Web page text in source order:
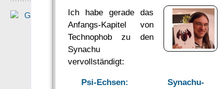
Ich habe gerade das
Anfangs-Kapitel von
Technophob zu den
Synachu
vervollständigt:
Psi-Echsen: Synachu-
ungewohnt schlank anfühlt.“
— Philipp von Phönixbanner
was Leute sagen…